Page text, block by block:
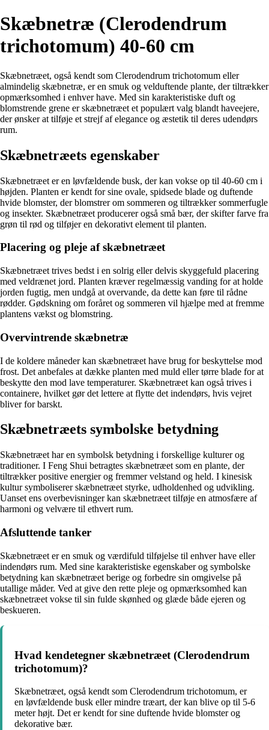
Skæbnetræ (Clerodendrum
trichotomum) 40-60 cm
Skæbnetræet, også kendt som Clerodendrum trichotomum eller
almindelig skæbnetræ, er en smuk og velduftende plante, der tiltrækker
opmærksomhed i enhver have. Med sin karakteristiske duft og
blomstrende grene er skæbnetræet et populært valg blandt haveejere,
der ønsker at tilføje et strejf af elegance og æstetik til deres udendørs
rum.
Skæbnetræets egenskaber
Skæbnetræet er en løvfældende busk, der kan vokse op til 40-60 cm i
højden. Planten er kendt for sine ovale, spidsede blade og duftende
hvide blomster, der blomstrer om sommeren og tiltrækker sommerfugle
og insekter. Skæbnetræet producerer også små bær, der skifter farve fra
grøn til rød og tilføjer en dekorativt element til planten.
Placering og pleje af skæbnetræet
Skæbnetræet trives bedst i en solrig eller delvis skyggefuld placering
med veldrænet jord. Planten kræver regelmæssig vanding for at holde
jorden fugtig, men undgå at overvande, da dette kan føre til rådne
rødder. Gødskning om foråret og sommeren vil hjælpe med at fremme
plantens vækst og blomstring.
Overvintrende skæbnetræ
I de koldere måneder kan skæbnetræet have brug for beskyttelse mod
frost. Det anbefales at dække planten med muld eller tørre blade for at
beskytte den mod lave temperaturer. Skæbnetræet kan også trives i
containere, hvilket gør det lettere at flytte det indendørs, hvis vejret
bliver for barskt.
Skæbnetræets symbolske betydning
Skæbnetræet har en symbolsk betydning i forskellige kulturer og
traditioner. I Feng Shui betragtes skæbnetræet som en plante, der
tiltrækker positive energier og fremmer velstand og held. I kinesisk
kultur symboliserer skæbnetræet styrke, udholdenhed og udvikling.
Uanset ens overbevisninger kan skæbnetræet tilføje en atmosfære af
harmoni og velvære til ethvert rum.
Afsluttende tanker
Skæbnetræet er en smuk og værdifuld tilføjelse til enhver have eller
indendørs rum. Med sine karakteristiske egenskaber og symbolske
betydning kan skæbnetræet berige og forbedre sin omgivelse på
utallige måder. Ved at give den rette pleje og opmærksomhed kan
skæbnetræet vokse til sin fulde skønhed og glæde både ejeren og
beskueren.
Hvad kendetegner skæbnetræet (Clerodendrum
trichotomum)?
Skæbnetræet, også kendt som Clerodendrum trichotomum, er
en løvfældende busk eller mindre træart, der kan blive op til 5-6
meter højt. Det er kendt for sine duftende hvide blomster og
dekorative bær.